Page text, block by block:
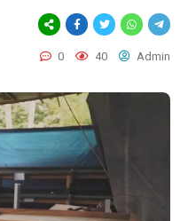
0 40 Admin